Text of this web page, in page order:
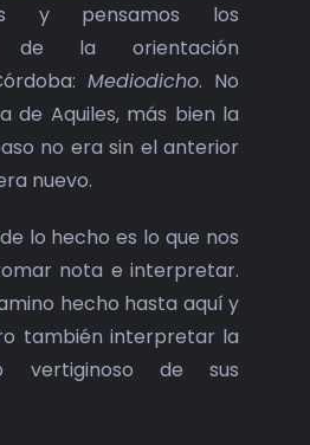
y pensamos los
de la orientación
Mediodicho. No
de Aquiles, más bien la
no era sin el anterior
nuevo.
lo hecho es lo que nos
nota e interpretar.
hecho hasta aquí y
también interpretar la
de sus